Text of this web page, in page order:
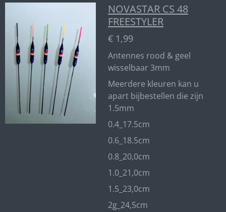
NOVASTAR CS 48
FREESTYLER
€ 1,99
Antennes rood & geel
wisselbaar 3mm
Meerdere kleuren kan u
apart bijbestellen die zijn
1.5mm
0.4_17.5cm
0.6_18.5cm
0.8_20,0cm
1.0_21,0cm
1.5_23,0cm
2g_24,5cm